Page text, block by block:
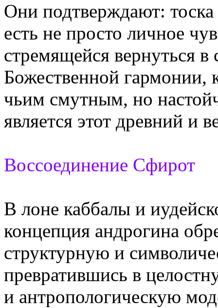
Они подтверждают:
есть не просто личное
стремящейся вернуться в
Божественной гармонии,
чьим смутным, но
является этот древний и
Воссоединение Сфирот
В лоне каббалы и
концепция андрогина
структурную и
превратившись в
и антропологическую